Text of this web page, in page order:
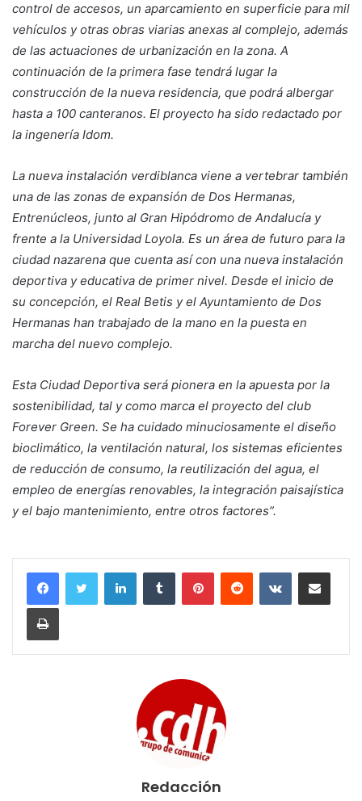
control de accesos, un aparcamiento en superficie para mil
vehículos y otras obras viarias anexas al complejo, además
de las actuaciones de urbanización en la zona. A
continuación de la primera fase tendrá lugar la
construcción de la nueva residencia, que podrá albergar
hasta a 100 canteranos. El proyecto ha sido redactado por
la ingenería Idom.
La nueva instalación verdiblanca viene a vertebrar también
una de las zonas de expansión de Dos Hermanas,
Entrenúcleos, junto al Gran Hipódromo de Andalucía y
frente a la Universidad Loyola. Es un área de futuro para la
ciudad nazarena que cuenta así con una nueva instalación
deportiva y educativa de primer nivel. Desde el inicio de
su concepción, el Real Betis y el Ayuntamiento de Dos
Hermanas han trabajado de la mano en la puesta en
marcha del nuevo complejo.
Esta Ciudad Deportiva será pionera en la apuesta por la
sostenibilidad, tal y como marca el proyecto del club
Forever Green. Se ha cuidado minuciosamente el diseño
bioclimático, la ventilación natural, los sistemas eficientes
de reducción de consumo, la reutilización del agua, el
empleo de energías renovables, la integración paisajística
y el bajo mantenimiento, entre otros factores”.
LinkedInTumblr PinterestReddit VKontakteCompartir por
Imprimir
Redacción